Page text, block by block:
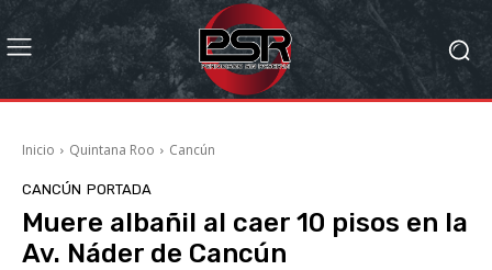
Inicio Quintana Roo Cancún
CANCÚN PORTADA
Muere albañil al caer 10 pisos en la
Av. Náder de Cancún